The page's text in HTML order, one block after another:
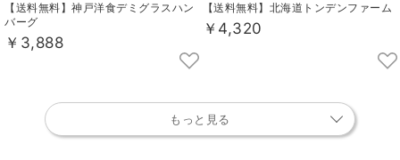
【送料無料】神戸洋食デミグラスハン
バーグ
￥3,888
【送料無料】北海道トンデンファーム
￥4,320
もっと見る